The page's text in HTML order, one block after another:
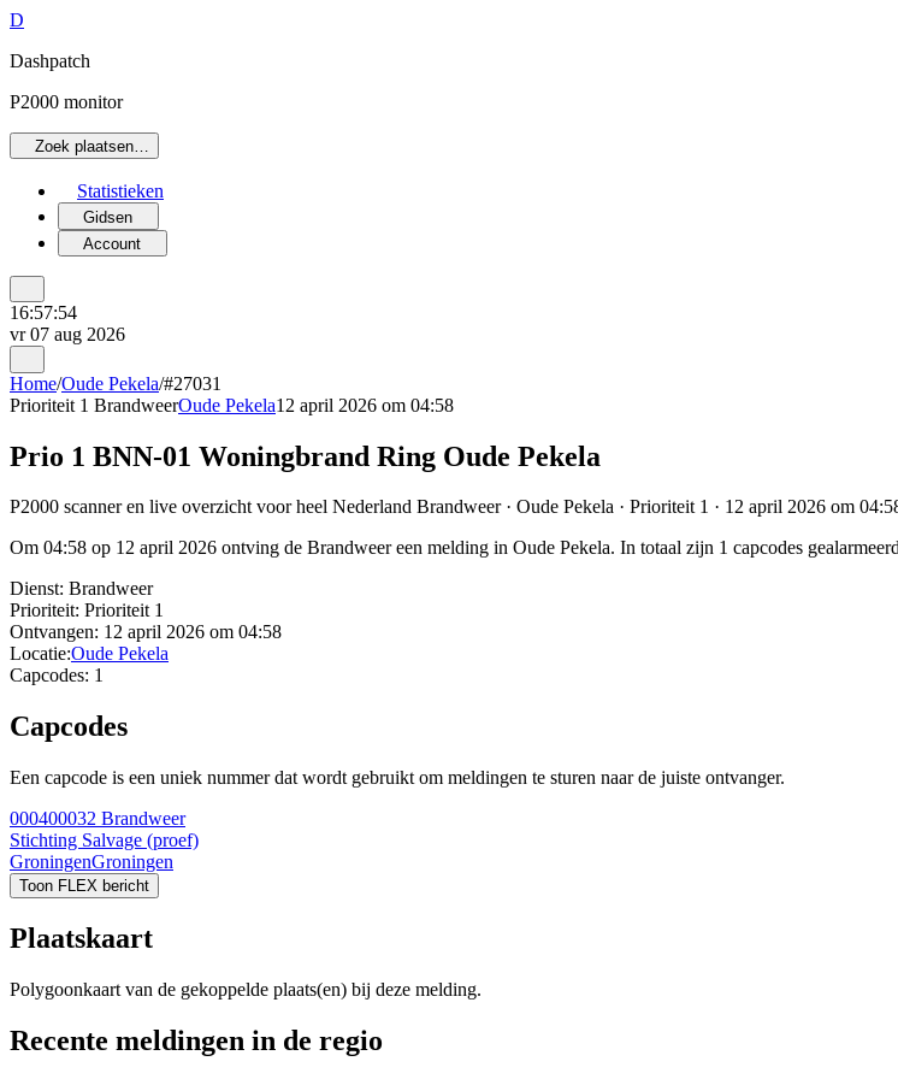
D
Dashpatch
P2000 monitor
Zoek plaatsen…
Statistieken
Gidsen
Account
16:57:54
vr 07 aug 2026
Home/Oude Pekela/#27031
Prioriteit 1 BrandweerOude Pekela12 april 2026 om 04:58
Prio 1 BNN-01 Woningbrand Ring Oude Pekela
P2000 scanner en live overzicht voor heel Nederland Brandweer · Oude Pekela · Prioriteit 1 · 12 april 2026 om
Om 04:58 op 12 april 2026 ontving de Brandweer een melding in Oude Pekela. In totaal zijn 1 capcodes
Dienst: Brandweer
Prioriteit: Prioriteit 1
Ontvangen: 12 april 2026 om 04:58
Locatie:Oude Pekela
Capcodes: 1
Capcodes
Een capcode is een uniek nummer dat wordt gebruikt om meldingen te sturen naar de juiste ontvanger.
000400032 Brandweer
Stichting Salvage (proef)
GroningenGroningen
Toon FLEX bericht
Plaatskaart
Polygoonkaart van de gekoppelde plaats(en) bij deze melding.
Recente meldingen in de regio